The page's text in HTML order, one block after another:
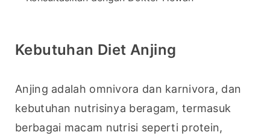
Kebutuhan Diet Anjing
Anjing adalah omnivora dan karnivora, dan
kebutuhan nutrisinya beragam, termasuk
berbagai macam nutrisi seperti protein,